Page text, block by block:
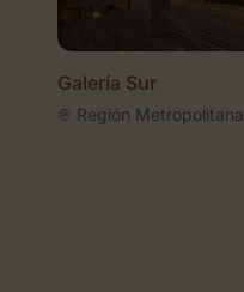
Galería Sur
Región Metropolitana